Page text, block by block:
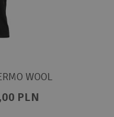
WOOL
PLN